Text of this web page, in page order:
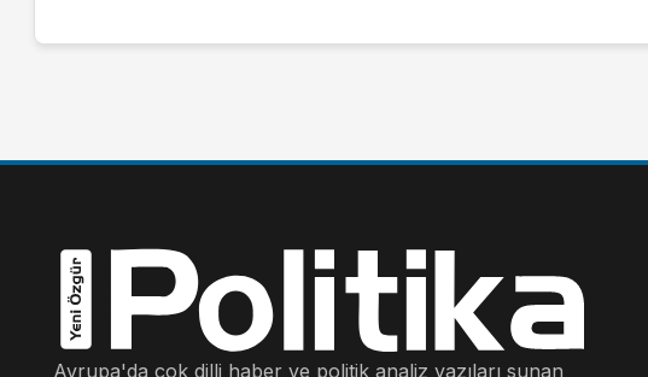
Avrupa'da çok dilli haber ve politik analiz yazıları sunan